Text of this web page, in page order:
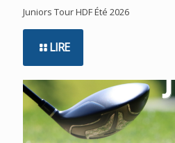
Juniors Tour HDF Été 2026
LIRE